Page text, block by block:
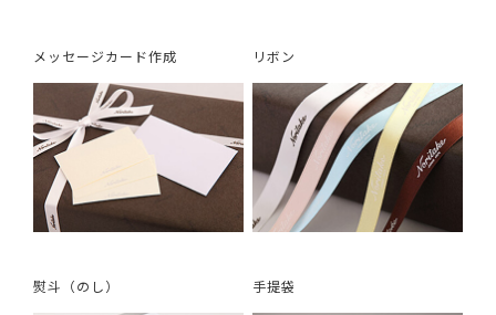
メッセージカード作成 リボン
熨斗（のし） 手提袋